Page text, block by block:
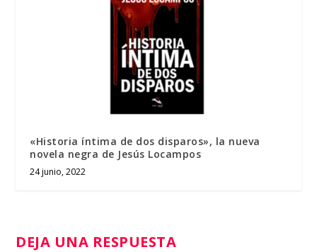
«Historia íntima de dos disparos», la nueva
novela negra de Jesús Locampos
24 junio, 2022
DEJA UNA RESPUESTA